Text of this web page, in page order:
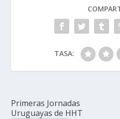
TASA:
Primeras Jornadas
Uruguayas de HHT